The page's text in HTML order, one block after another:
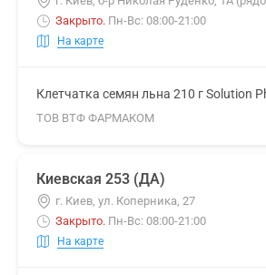
Закрыто. Пн-Вс: 08:00-21:00
На карте
Клетчатка семян льна 210 г Solution
ТОВ ВТФ ФАРМАКОМ
Киевская 253 (ДА)
г. Киев, ул. Коперника, 27
Закрыто. Пн-Вс: 08:00-21:00
На карте